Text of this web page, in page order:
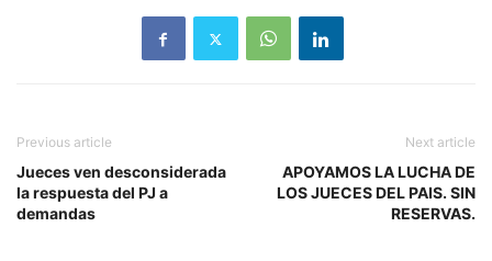
Previous article
Jueces ven desconsiderada
la respuesta del PJ a
demandas
Next article
APOYAMOS LA LUCHA DE
LOS JUECES DEL PAIS. SIN
RESERVAS.